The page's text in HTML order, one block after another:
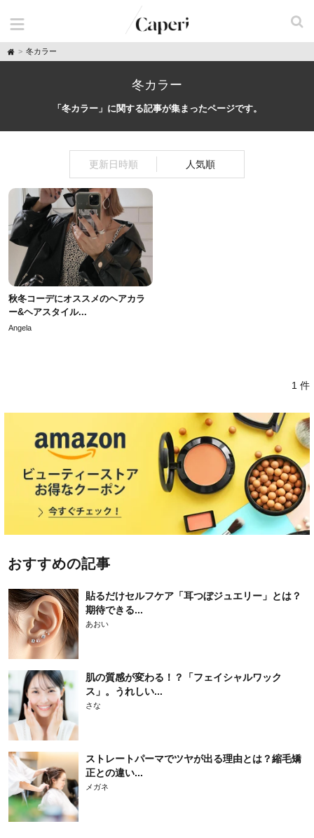
H
o
冬カラー
冬カラー
「冬カラー」に関する記事が集まったページです。
更新日時順 人気順
秋冬コーデにオススメのヘアカラ
ー&ヘアスタイル...
Angela
1 件
おすすめの記事
貼るだけセルフケア「耳つぼジュエリー」とは？
期待できる...
あおい
肌の質感が変わる！？「フェイシャルワック
ス」。うれしい...
さな
ストレートパーマでツヤが出る理由とは？縮毛矯
正との違い...
メガネ